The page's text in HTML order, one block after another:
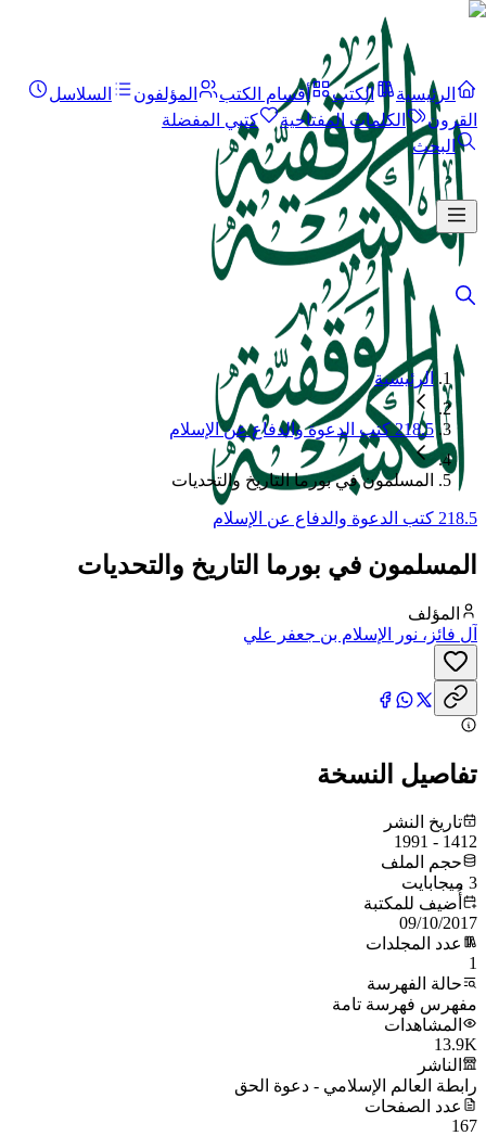
الرئيسية الكتب أقسام الكتب المؤلفون
السلاسل
القرون
الكلمات المفتاحية
كتبي المفضلة
البحث
الرئيسية
218.5 كتب الدعوة والدفاع عن الإسلام
المسلمون في بورما التاريخ والتحديات
218.5 كتب الدعوة والدفاع عن الإسلام
المسلمون في بورما التاريخ والتحديات
المؤلف
آل فائز، نور الإسلام بن جعفر علي
تفاصيل النسخة
تاريخ النشر
1412 - 1991
حجم الملف
3 ميجابايت
أُضيف للمكتبة
09/10/2017
عدد المجلدات
1
حالة الفهرسة
مفهرس فهرسة تامة
المشاهدات
13.9K
الناشر
رابطة العالم الإسلامي - دعوة الحق
عدد الصفحات
167